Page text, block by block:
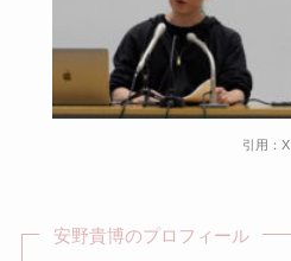
引用：X
安野貴博のプロフィール